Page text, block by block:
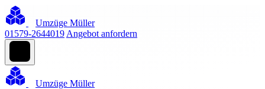
Umzüge Müller
01579-2644019 Angebot anfordern
Umzüge Müller